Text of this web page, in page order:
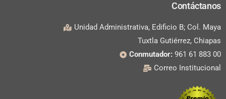
Contáctanos
Unidad Administrativa, Edificio B; Col. Maya
Tuxtla Gutiérrez, Chiapas
Conmutador: 961 61 883 00
Correo Institucional